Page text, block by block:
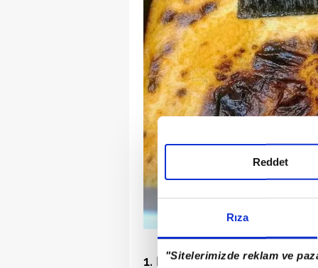
Rıza
"Sitelerimizde reklam ve
Reddet
1. Karantika, Cezayir